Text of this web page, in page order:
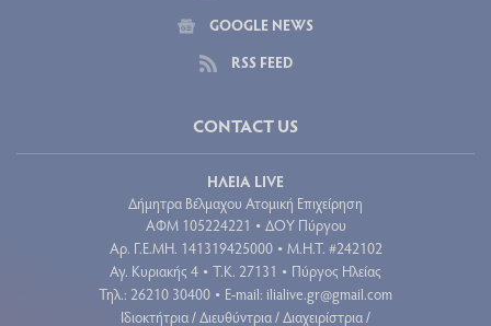
GOOGLE NEWS
RSS FEED
CONTACT US
ΗΛΕΙΑ LIVE
Δήμητρα Βέλμαχου Ατομική Επιχείρηση
ΑΦΜ 105224221 • ΔΟΥ Πύργου
Aρ. Γ.Ε.ΜΗ. 141319425000 • Μ.Η.Τ. #242102
Αγ. Κυριακής 4 • Τ.Κ. 27131 • Πύργος Ηλείας
Τηλ.: 26210 30400 • E-mail: ilialive.gr@gmail.com
Ιδιοκτήτρια / Διευθύντρια / Διαχειρίστρια /